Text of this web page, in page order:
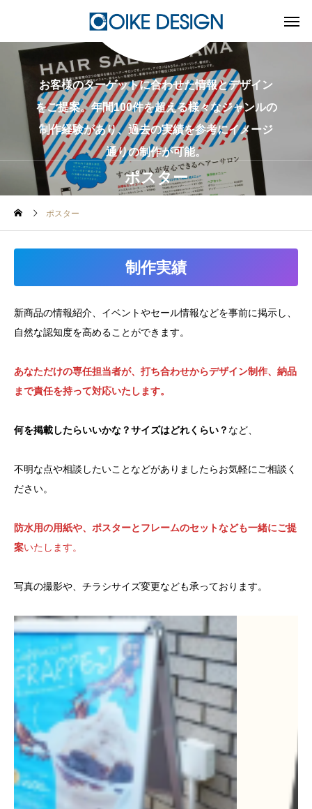
お客様のターゲットに合わせた情報とデザイン
をご提案。年間100件を超える様々なジャンルの
制作経験があり、過去の実績を参考にイメージ
通りの制作が可能。
ポスター
ポスター
制作実績
新商品の情報紹介、イベントやセール情報などを事前に掲示し、
自然な認知度を高めることができます。
あなただけの専任担当者が、打ち合わせからデザイン制作、納品
まで責任を持って対応いたします。
何を掲載したらいいかな？サイズはどれくらい？ など、
不明な点や相談したいことなどがありましたらお気軽にご相談く
ださい。
防水用の用紙や、ポスターとフレームのセットなども一緒にご提
案いたします。
写真の撮影や、チラシサイズ変更なども承っております。